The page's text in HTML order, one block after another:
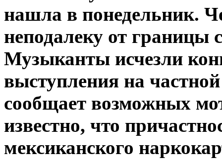
нашла в понедельник.
неподалеку от границы
Музыканты исчезли
выступления на
сообщает возможных
известно, что
мексиканского